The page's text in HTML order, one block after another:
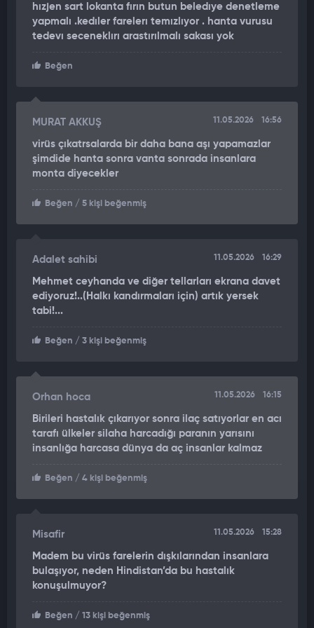
Valle, babasının cenaze töreninin de yeni bulaşların merkezi
haline geldiğini anlattı. Valle’nin üç kız kardeşi de burada
enfekte oldu. Kardeşlerden biri belirtiler başladıktan “saatler
sonra” yaşamını yitirirken, diğerinin ise cenazesi tören
DOKTORU YANLIŞ YÖNLENDİRDİ
53 yaşındaki Isabel Diaz da salgından kurtulan isimlerden biri
oldu. Ancak babası Victor Diaz’ın, doğum günü partisine erken
belirtiler göstermesine rağmen katılması nedeniyle “sıfırıncı
ağrı, ağızda acı tat ve su içmeyi bile zorlaştıran bir rahatsızlık”
olarak anlattı.
Diaz, “Her şey halsizlikle başladı. Yemek yemek istemiyordum.
kaybettim.” dedi.
Ailesinin iddiasına göre, ilk vaka olarak bilinen Viktor Diaz'a
doktoru hantavirüsün bulaşıcı olmadığını söylemişti.
AHIRLARI HAVALANDIRIP ÇAMAŞIR SUYUYLA YIKIYORLAR
Patagonya sakinleri, bölgede “hanta” olarak bilinen virüse karşı
gibi önlemler alıyor.
tehdidin boyutunu değiştirdi. Kasaba sakinleri, komşularından
Mailen Valle, salgın sırasında dışlandıklarını belirterek,
“Kendimizi ciddi şekilde ayrımcılığa uğramış hissettik” dedi.
Bazı kasaba sakinleri ise çevre yerleşimlerde mağazalara
hızjen sart lokanta fırın butun beledıye denetleme
yapmalı .kedıler farelerı temızlıyor . hanta vurusu
tedevı seceneklırı arastırılmalı sakası yok
Beğen
MURAT AKKUŞ 11.05.2026 16:56
virüs çıkatrsalarda bir daha bana aşı yapamazlar
şimdide hanta sonra vanta sonrada insanlara
monta diyecekler
Beğen / 5 kişi beğenmiş
Adalet sahibi 11.05.2026 16:29
Mehmet ceyhanda ve diğer tellarları ekrana davet
ediyoruz!..(Halkı kandırmaları için) artık yersek
tabi!...
Beğen / 3 kişi beğenmiş
Orhan hoca 11.05.2026 16:15
Birileri hastalık çıkarıyor sonra ilaç satıyorlar en acı
tarafı ülkeler silaha harcadığı paranın yarısını
insanlığa harcasa dünya da aç insanlar kalmaz
Beğen / 4 kişi beğenmiş
Misafir 11.05.2026 15:28
Madem bu virüs farelerin dışkılarından insanlara
bulaşıyor, neden Hindistan’da bu hastalık
konuşulmuyor?
Beğen / 13 kişi beğenmiş